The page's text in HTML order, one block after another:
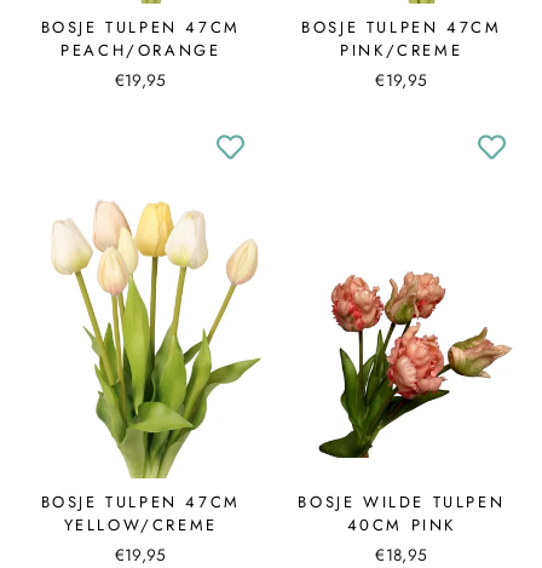
BOSJE TULPEN 47CM
PEACH/ORANGE
€19,95
BOSJE TULPEN 47CM
PINK/CREME
€19,95
BOSJE TULPEN 47CM
YELLOW/CREME
€19,95
BOSJE WILDE TULPEN
40CM PINK
€18,95